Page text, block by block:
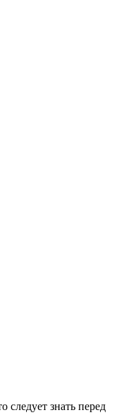
следует знать перед